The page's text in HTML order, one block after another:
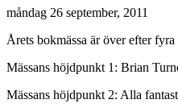
måndag 26 september, 2011
Årets bokmässa är över efter
Mässans höjdpunkt 1: Brian
Mässans höjdpunkt 2: Alla